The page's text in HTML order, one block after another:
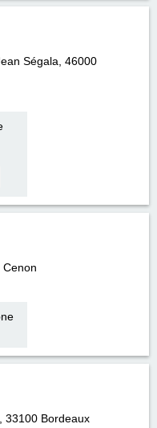
Ségala, 46000
Cenon
33100 Bordeaux